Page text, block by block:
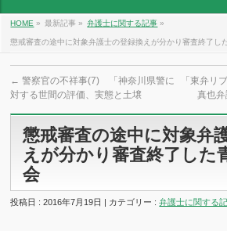
HOME » 最新記事 » 弁護士に関する記事 »
懲戒審査の途中に対象弁護士の登録換えが分かり審査終了し
← 警察官の不祥事(7) 「神奈川県警に
対する世間の評価、実態と土壌
「東弁リ
真也
懲戒審査の途中に対象弁
えが分かり審査終了した
会
投稿日 : 2016年7月19日 | カテゴリー :弁護士に関する